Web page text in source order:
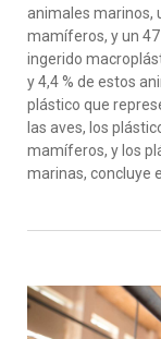
animales marinos,
mamíferos, y un
ingerido
y 4,4 % de estos
plástico que
las aves, los
mamíferos, y los
marinas, concluye